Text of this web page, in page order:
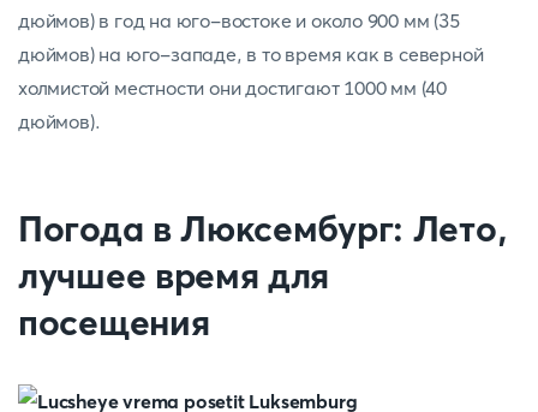
дюймов) в год на юго-востоке и около 900 мм (35
дюймов) на юго-западе, в то время как в северной
холмистой местности они достигают 1000 мм (40
дюймов).
Погода в Люксембург: Лето,
лучшее время для
посещения